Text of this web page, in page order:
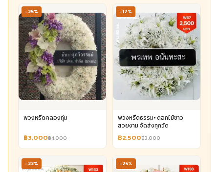
-25%
พวงหรีดคลองกุ่ม
฿3,000฿4,000
-17%
พวงหรีดธรรมะ ดอกไม้ขาว
สวยงาม จัดส่งทุกวัด
฿2,500฿3,000
-22% -25%